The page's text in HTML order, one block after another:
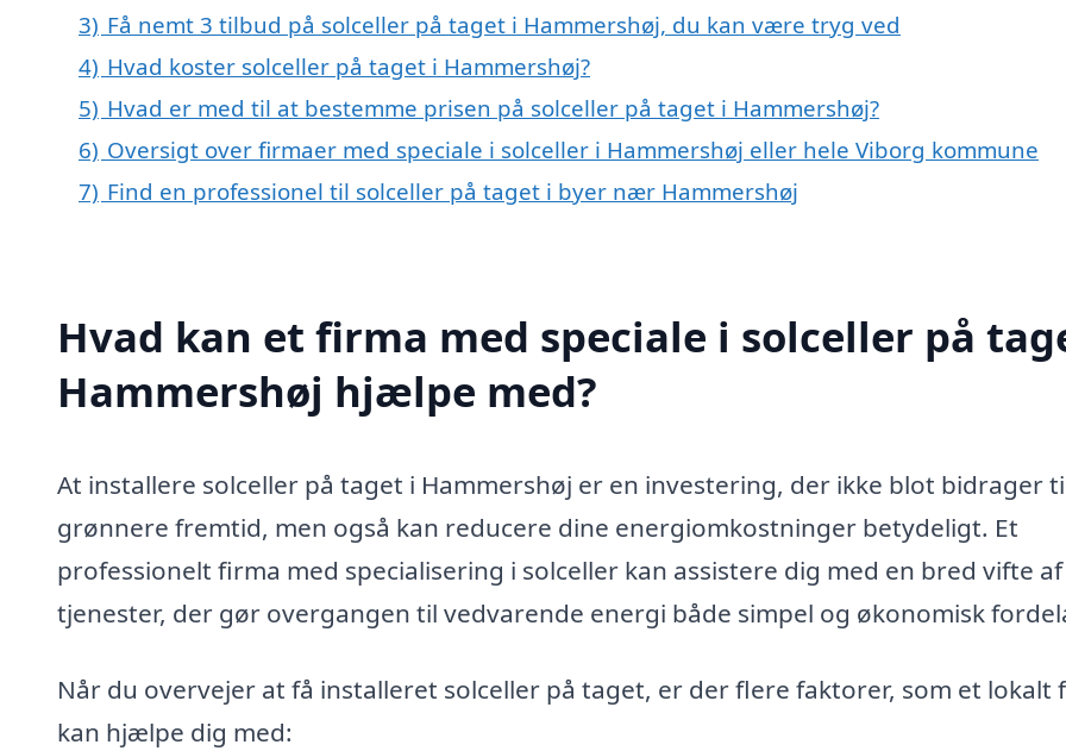
3) Få nemt 3 tilbud på solceller på taget i Hammershøj, du kan være tryg ved
4) Hvad koster solceller på taget i Hammershøj?
5) Hvad er med til at bestemme prisen på solceller på taget i Hammershøj?
6) Oversigt over firmaer med speciale i solceller i Hammershøj eller hele Viborg kommune
7) Find en professionel til solceller på taget i byer nær Hammershøj
Hvad kan et firma med speciale i solceller på
Hammershøj hjælpe med?
At installere solceller på taget i Hammershøj er en investering, der ikke blot bidrager
grønnere fremtid, men også kan reducere dine energiomkostninger betydeligt. Et
professionelt firma med specialisering i solceller kan assistere dig med en bred vifte af
tjenester, der gør overgangen til vedvarende energi både simpel og økonomisk
Når du overvejer at få installeret solceller på taget, er der flere faktorer, som et lokalt
kan hjælpe dig med: